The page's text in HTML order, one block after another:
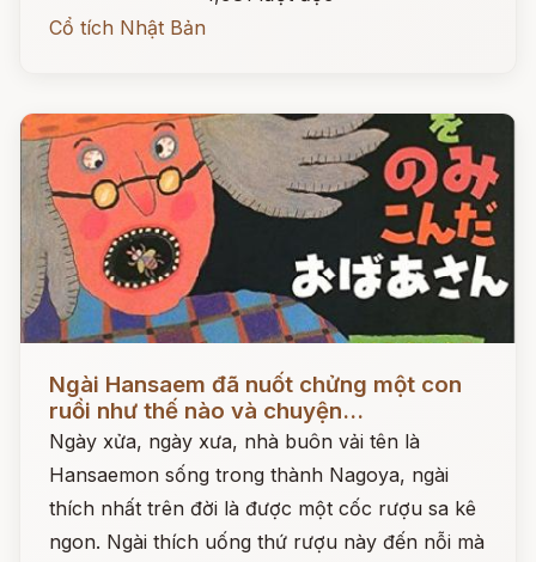
Cổ tích Nhật Bản
Ngài Hansaem đã nuốt chửng một con
ruồi như thế nào và chuyện...
Ngày xửa, ngày xưa, nhà buôn vải tên là
Hansaemon sống trong thành Nagoya, ngài
thích nhất trên đời là được một cốc rượu sa kê
ngon. Ngài thích uống thứ rượu này đến nỗi mà